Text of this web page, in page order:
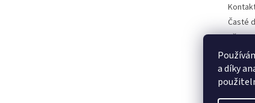
a díky
Časté
Affiliate